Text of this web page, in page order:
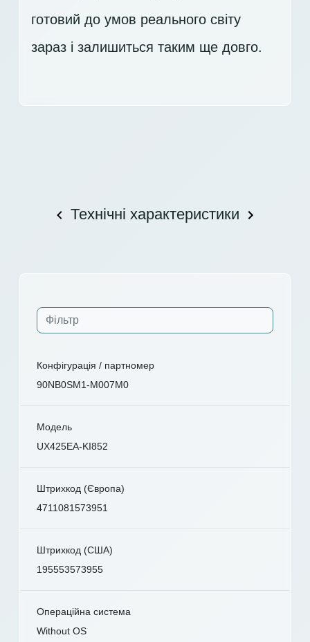
готовий до умов реального світу
зараз і залишиться таким ще довго.
Технічні характеристики
Конфігурація / партномер
90NB0SM1-M007M0
Модель
UX425EA-KI852
Штрихкод (Європа)
4711081573951
Штрихкод (США)
195553573955
Операційна система
Without OS